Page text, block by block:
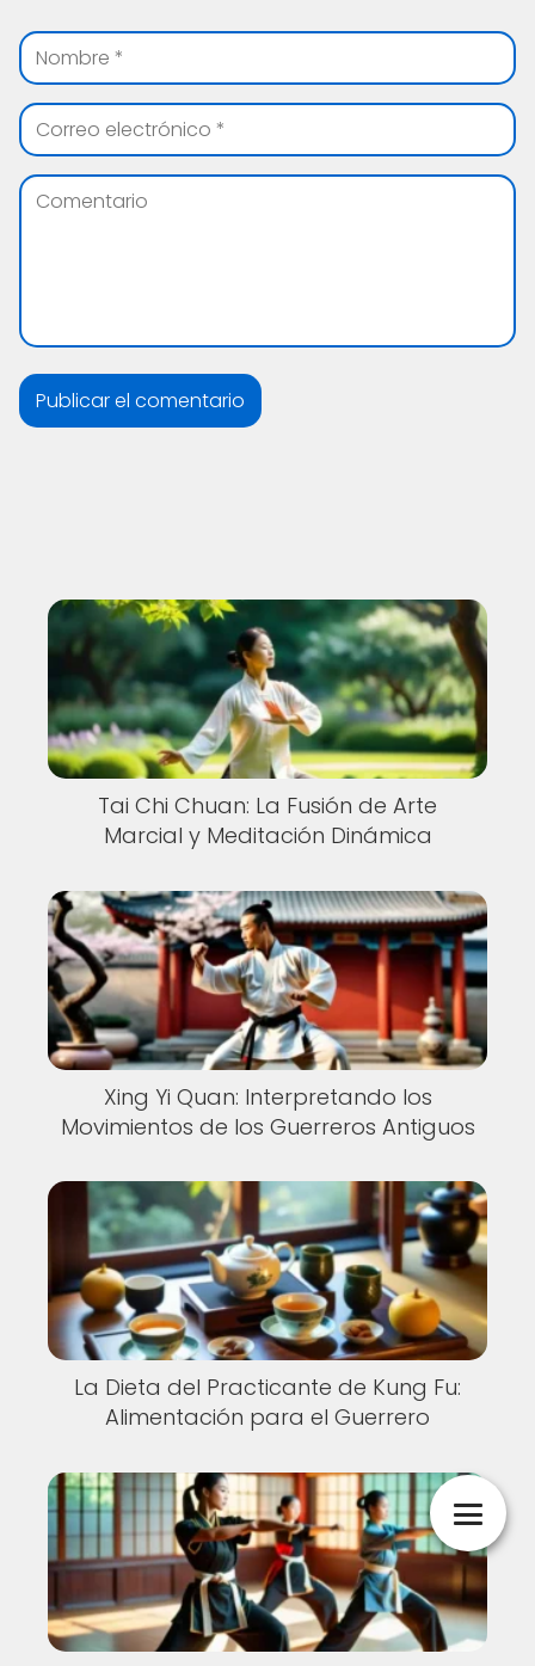
Tai Chi Chuan: La Fusión de Arte
Marcial y Meditación Dinámica
Xing Yi Quan: Interpretando los
Movimientos de los Guerreros Antiguos
La Dieta del Practicante de Kung Fu:
Alimentación para el Guerrero